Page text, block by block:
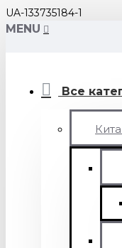
UA-133735184-1
MENU
Все